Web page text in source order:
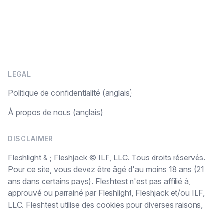
LEGAL
Politique de confidentialité (anglais)
À propos de nous (anglais)
DISCLAIMER
Fleshlight & ; Fleshjack © ILF, LLC. Tous droits réservés.
Pour ce site, vous devez être âgé d'au moins 18 ans (21
ans dans certains pays). Fleshtest n'est pas affilié à,
approuvé ou parrainé par Fleshlight, Fleshjack et/ou ILF,
LLC. Fleshtest utilise des cookies pour diverses raisons,